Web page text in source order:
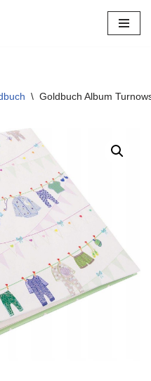
\ Goldbuch Album